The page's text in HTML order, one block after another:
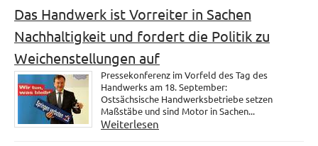
Das Handwerk ist Vorreiter in Sachen
Nachhaltigkeit und fordert die Politik zu
Weichenstellungen auf
Pressekonferenz im Vorfeld des Tag des
Handwerks am 18. September:
Ostsächsische Handwerksbetriebe setzen
Maßstäbe und sind Motor in Sachen...
Weiterlesen